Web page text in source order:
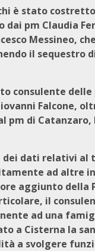
è stato
dai pm Claudia
Messineo,
il
consulente
Falcone,
pm di
dei dati relativi
ad altre
aggiunto della
il
ad una
a Cisterna la
a svolgere